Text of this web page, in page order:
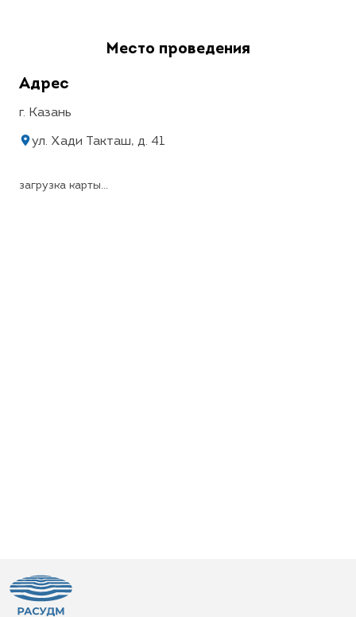
Место проведения
Адрес
г. Казань
ул. Хади Такташ, д. 41
загрузка карты...